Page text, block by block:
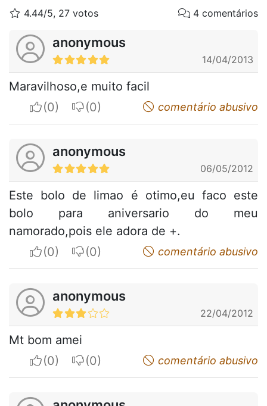
4.44/5, 27 votos 4 comentários
anonymous
14/04/2013
Maravilhoso,e muito facil
I apreciateI do not appreciatecomentário abusivo
anonymous
06/05/2012
Este bolo de limao é otimo,eu faco este
bolo para aniversario do meu
namorado,pois ele adora de +.
I apreciateI do not appreciatecomentário abusivo
anonymous
22/04/2012
Mt bom amei
I apreciateI do not appreciatecomentário abusivo